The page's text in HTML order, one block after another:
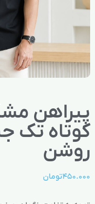
پیراهن
کوتاه تک
روشن
۴۵۰.۰۰۰تومان